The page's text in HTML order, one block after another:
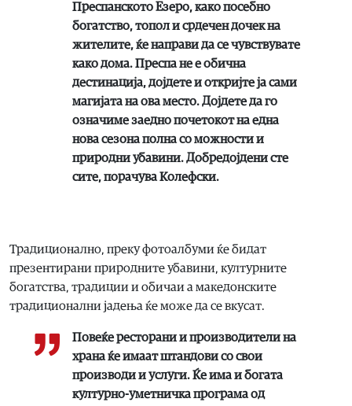
Преспанското Езеро, како посебно
богатство, топол и срдечен дочек на
жителите, ќе направи да се чувствувате
како дома. Преспа не е обична
дестинација, дојдете и откријте ја сами
магијата на ова место. Дојдете да го
означиме заедно почетокот на една
нова сезона полна со можности и
природни убавини. Добредојдени сте
сите, порачува Колефски.
Традиционално, преку фотоалбуми ќе бидат
презентирани природните убавини, културните
богатства, традиции и обичаи а македонските
традиционални јадења ќе може да се вкусат.
Повеќе ресторани и производители на
храна ќе имаат штандови со свои
производи и услуги. Ќе има и богата
културно-уметничка програма од